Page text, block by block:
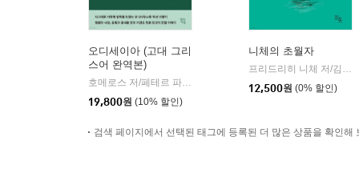
오디세이아 (고대 그리
스어 완역본)
| 현대지성
19,800원 (10% 할인)
니체의 초월자
12,500원 (0% 할인)
검색 페이지에서 선택된 태그에 등록된 더 많은 상품을 확인해